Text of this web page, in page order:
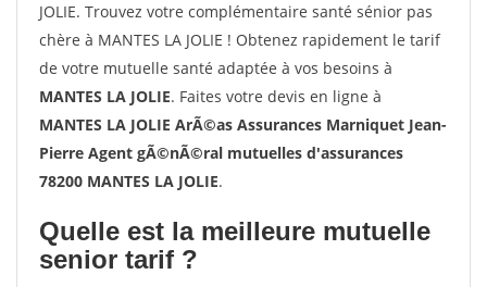
JOLIE. Trouvez votre complémentaire santé sénior pas
chère à MANTES LA JOLIE ! Obtenez rapidement le tarif
de votre mutuelle santé adaptée à vos besoins à
MANTES LA JOLIE. Faites votre devis en ligne à
MANTES LA JOLIE ArÃ©as Assurances Marniquet Jean-
Pierre Agent gÃ©nÃ©ral mutuelles d'assurances
78200 MANTES LA JOLIE.
Quelle est la meilleure mutuelle
senior tarif ?